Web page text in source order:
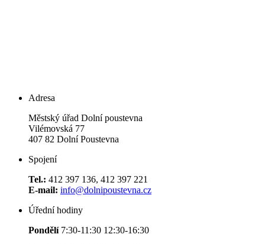
Adresa
Městský úřad Dolní poustevna
Vilémovská 77
407 82 Dolní Poustevna
Spojení
Tel.: 412 397 136, 412 397 221
E-mail: info@dolnipoustevna.cz
Úřední hodiny
Pondělí 7:30-11:30 12:30-16:30